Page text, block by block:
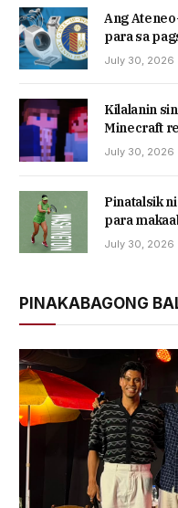
Ang
para sa
July 30, 2026
Kilalanin
Minecraft
July 30, 2026
Pinatalsik
para
July 30, 2026
PINAKABAGONG